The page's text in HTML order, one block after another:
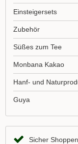
Einsteigersets
Zubehör
Süßes zum Tee
Monbana Kakao
Hanf- und
Guya
Sicher